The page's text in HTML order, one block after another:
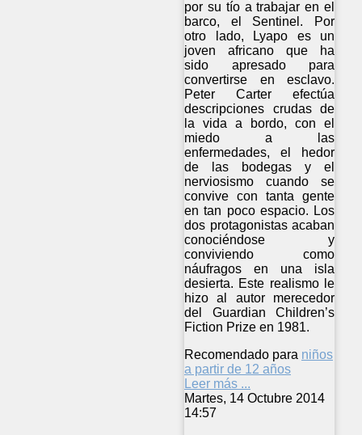
por su tío a trabajar en el
barco, el Sentinel. Por
otro lado, Lyapo es un
joven africano que ha
sido apresado para
convertirse en esclavo.
Peter Carter efectúa
descripciones crudas de
la vida a bordo, con el
miedo a las
enfermedades, el hedor
de las bodegas y el
nerviosismo cuando se
convive con tanta gente
en tan poco espacio. Los
dos protagonistas acaban
conociéndose y
conviviendo como
náufragos en una isla
desierta. Este realismo le
hizo al autor merecedor
del Guardian Children’s
Fiction Prize en 1981.
Recomendado para niños
a partir de 12 años
Leer más ...
Martes, 14 Octubre 2014
14:57